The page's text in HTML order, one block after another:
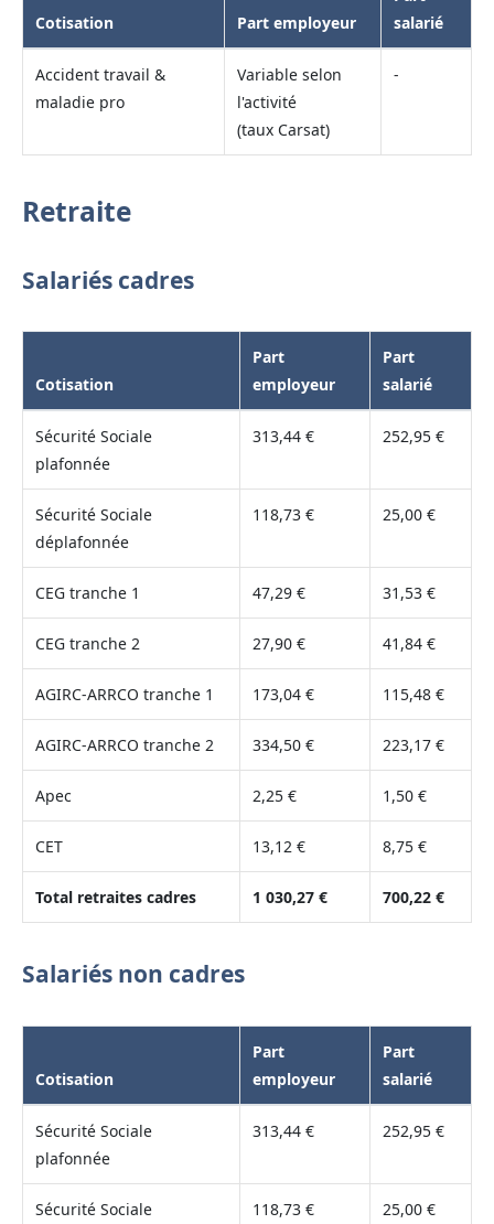
Cotisation Part employeur
salarié
Accident travail &
maladie pro
Variable selon
l'activité
(taux Carsat)
-
Retraite
Salariés cadres
Cotisation
Part
employeur
Part
salarié
Sécurité Sociale
plafonnée
313,44 € 252,95 €
Sécurité Sociale
déplafonnée
118,73 € 25,00 €
CEG tranche 1 47,29 € 31,53 €
CEG tranche 2 27,90 € 41,84 €
AGIRC-ARRCO tranche 1 173,04 € 115,48 €
AGIRC-ARRCO tranche 2 334,50 € 223,17 €
Apec 2,25 € 1,50 €
CET 13,12 € 8,75 €
Total retraites cadres 1 030,27 € 700,22 €
Salariés non cadres
Cotisation
Part
employeur
Part
salarié
Sécurité Sociale
plafonnée
313,44 € 252,95 €
Sécurité Sociale
118,73 € 25,00 €